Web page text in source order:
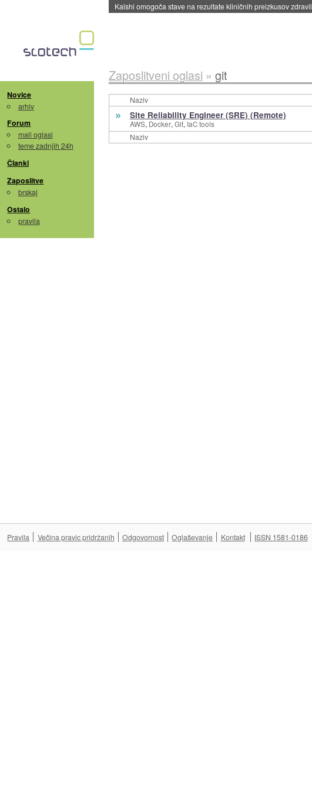
Kalshi omogoča stave na rezultate kliničnih preizkusov zdravil
Novice
arhiv
Forum
mali oglasi
teme zadnjih 24h
Članki
Zaposlitve
brskaj
Ostalo
pravila
Zaposlitveni oglasi » git
Naziv
Naziv
» Site Reliability Engineer (SRE) (Remote)
AWS, Docker, Git, IaC tools
Pravila Večina pravic pridržanih Odgovornost Oglaševanje Kontakt ISSN 1581-0186